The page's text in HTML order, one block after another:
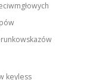
keyless